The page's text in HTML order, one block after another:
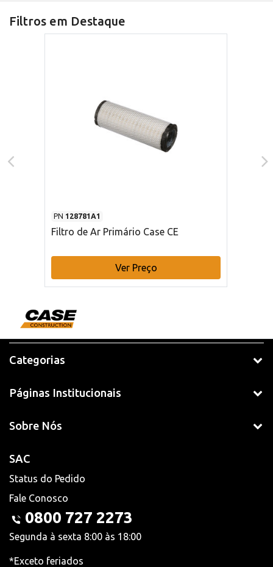
Filtros em Destaque
PN 128781A1
Filtro de Ar Primário Case CE
Ver Preço
Categorias
Páginas Institucionais
Sobre Nós
SAC
Status do Pedido
Fale Conosco
0800 727 2273
Segunda à sexta 8:00 às 18:00
*Exceto feriados